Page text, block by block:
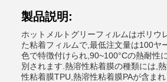
製品説明:
ホットメルトグリーフィルムはポリウ
た粘着フィルムで,最低注文量は100ヤ
色で特徴付けられ,90~100°Cの熱耐性
別されます.熱溶性粘着膜の種類には,
性粘着膜TPU,熱溶性粘着膜PAが含ま